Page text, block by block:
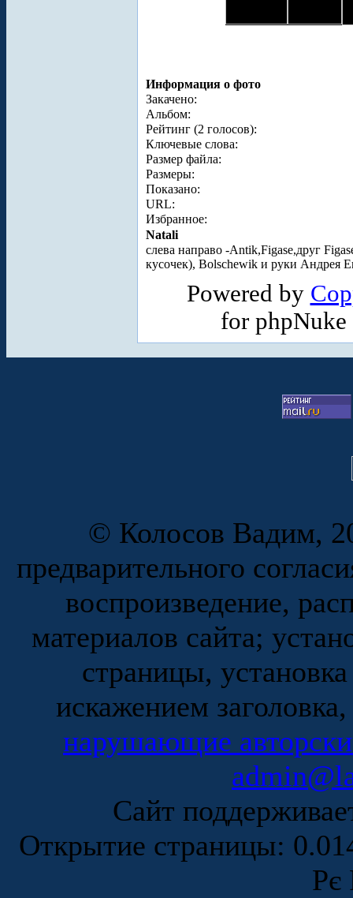
Информация о фото
Закачено:
Альбом:
Рейтинг (2 голосов):
Ключевые слова:
Размер файла:
Размеры:
Показано:
URL:
Избранное:
Natali
слева направо -Antik,Figase,друг
кусочек), Bolschewik и руки Андрея
Powered by
for
© Колосов Вадим,
предварительного
воспроизведение,
материалов сайта;
страницы,
искажением
нарушающие
Сайт
Открытие страницы:
Рє